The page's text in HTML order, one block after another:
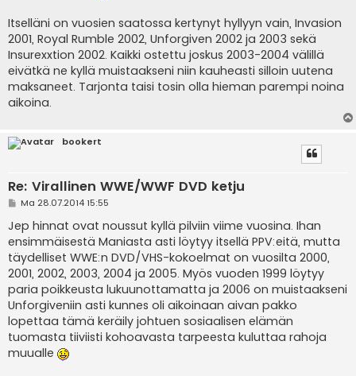
Itselläni on vuosien saatossa kertynyt hyllyyn vain, Invasion
2001, Royal Rumble 2002, Unforgiven 2002 ja 2003 sekä
Insurexxtion 2002. Kaikki ostettu joskus 2003-2004 välillä
eivätkä ne kyllä muistaakseni niin kauheasti silloin uutena
maksaneet. Tarjonta taisi tosin olla hieman parempi noina
aikoina.
bookert
Re: Virallinen WWE/WWF DVD ketju
V
e
s
t
i
Ma 28.07.2014 15:55
Jep hinnat ovat noussut kyllä pilviin viime vuosina. Ihan
ensimmäisestä Maniasta asti löytyy itsellä PPV:eitä, mutta
täydelliset WWE:n DVD/VHS-kokoelmat on vuosilta 2000,
2001, 2002, 2003, 2004 ja 2005. Myös vuoden 1999 löytyy
paria poikkeusta lukuunottamatta ja 2006 on muistaakseni
Unforgiveniin asti kunnes oli aikoinaan aivan pakko
lopettaa tämä keräily johtuen sosiaalisen elämän
tuomasta tiiviisti kohoavasta tarpeesta kuluttaa rahoja
muualle